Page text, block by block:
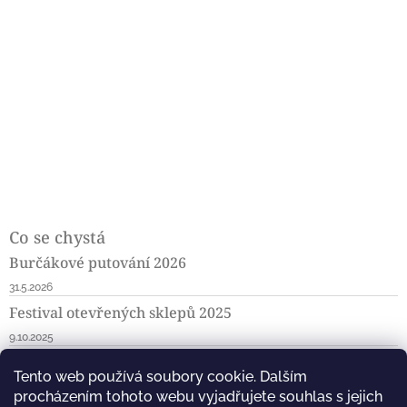
Tento web používá soubory cookie. Dalším
procházením tohoto webu vyjadřujete souhlas s jejich
Co se chystá
Burčákové putování 2026
31.5.2026
Festival otevřených sklepů 2025
9.10.2025